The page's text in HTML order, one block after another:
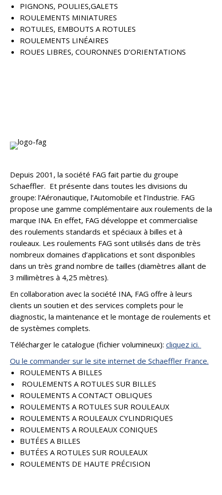
PIGNONS, POULIES,GALETS
ROULEMENTS MINIATURES
ROTULES, EMBOUTS A ROTULES
ROULEMENTS LINÉAIRES
ROUES LIBRES, COURONNES D’ORIENTATIONS
Depuis 2001, la société FAG fait partie du groupe
Schaeffler. Et présente dans toutes les divisions du
groupe: l’Aéronautique, l’Automobile et l’Industrie. FAG
propose une gamme complémentaire aux roulements de la
marque INA. En effet, FAG développe et commercialise
des roulements standards et spéciaux à billes et à
rouleaux. Les roulements FAG sont utilisés dans de très
nombreux domaines d’applications et sont disponibles
dans un très grand nombre de tailles (diamètres allant de
3 millimètres à 4,25 mètres).
En collaboration avec la société INA, FAG offre à leurs
clients un soutien et des services complets pour le
diagnostic, la maintenance et le montage de roulements et
de systèmes complets.
Télécharger le catalogue (fichier volumineux): cliquez ici.
Ou le commander sur le site internet de Schaeffler France.
ROULEMENTS A BILLES
ROULEMENTS A ROTULES SUR BILLES
ROULEMENTS A CONTACT OBLIQUES
ROULEMENTS A ROTULES SUR ROULEAUX
ROULEMENTS A ROULEAUX CYLINDRIQUES
ROULEMENTS A ROULEAUX CONIQUES
BUTÉES A BILLES
BUTÉES A ROTULES SUR ROULEAUX
ROULEMENTS DE HAUTE PRÉCISION